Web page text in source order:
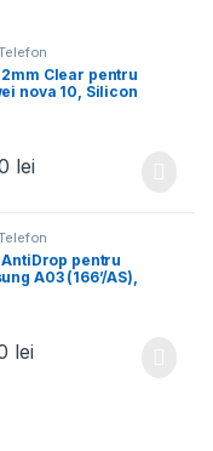
2mm Clear pentru
nova 10, Silicon
lei
AntiDrop pentru
A03 (166’/AS),
lei